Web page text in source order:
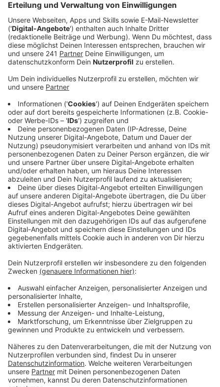
Veröffentlicht:Donnerstag, 31.07.2025 06:53
Anzeige
Automaten beschafft, befüllt und betreut werden sie
aber von den Partnern in den Orten. Angeboten
werden Getränke, Produkte zum Sofortverzehr und
auch Artikel zum Grillen oder erwärmen. Die drei
Automaten stehen in Kall-Steinfelderheistert,
betrieben von Landwirt Daniel Niebes, in Monschau-
Höfen, betrieben von Feinkosthändler Kevin
Stollenwerk und in Zerkall bei Nideggen, betrieben von
der Metzgerei Luysberg. Bei der Ortswahl hat man sich
sogar wissenschaftliche Hilfe geholt.
Anzeige
Zielgruppen sind Touristen und Einheimische
©Norbert Jeub
Anzeige